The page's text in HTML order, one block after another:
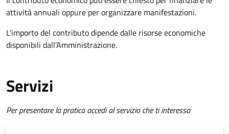
attività annuali oppure per organizzare manifestazioni.
L'importo del contributo dipende dalle risorse economiche
disponibili dall'Amministrazione.
Servizi
Per presentare la pratica accedi al servizio che ti interessa